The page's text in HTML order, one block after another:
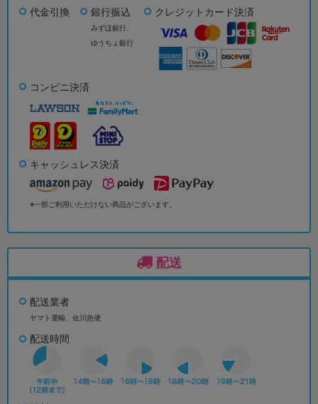
代金引換 銀行振込
みずほ銀行、
ゆうちょ銀行
クレジットカード決済
コンビニ決済
キャッシュレス決済
※一部ご利用いただけない商品がございます。
配送
配送業者
ヤマト運輸、佐川急便
配送時間